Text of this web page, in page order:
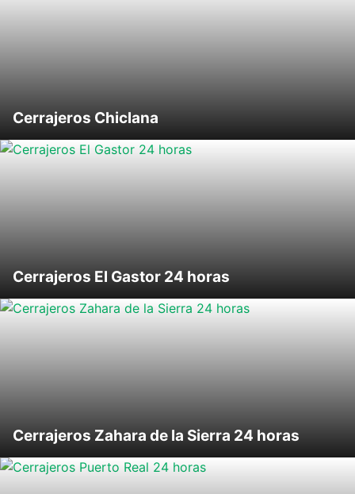
Cerrajeros Chiclana
Cerrajeros El Gastor 24 horas
Cerrajeros Zahara de la Sierra 24 horas